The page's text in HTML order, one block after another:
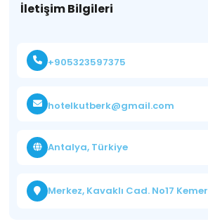
İletişim Bilgileri
+905323597375
hotelkutberk@gmail.com
Antalya, Türkiye
Merkez, Kavaklı Cad. No17 Kemer